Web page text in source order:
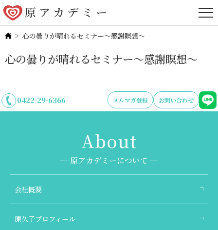
心の曇りが晴れるセミナー～感謝瞑想～
心の曇りが晴れるセミナー～感謝瞑想～
0422-29-6366 メルマガ登録 お問い合わせ
原アカデミーについて
会社概要
原久子プロフィール